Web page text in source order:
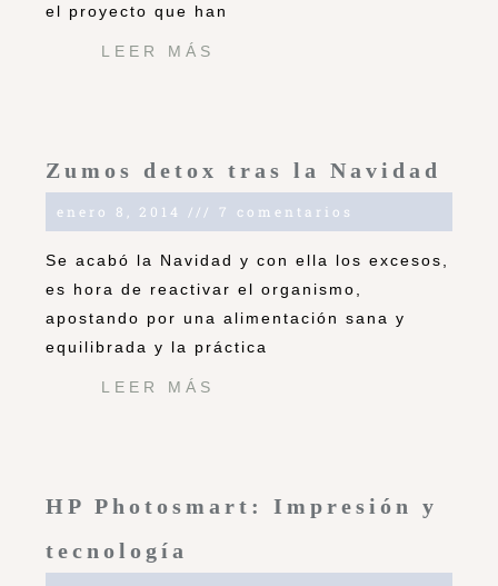
el proyecto que han
LEER MÁS
Zumos detox tras la Navidad
enero 8, 2014 7 comentarios
Se acabó la Navidad y con ella los excesos,
es hora de reactivar el organismo,
apostando por una alimentación sana y
equilibrada y la práctica
LEER MÁS
HP Photosmart: Impresión y
tecnología